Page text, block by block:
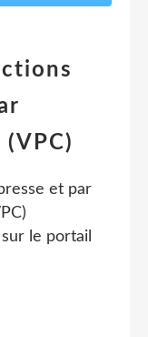
et par
sur le portail